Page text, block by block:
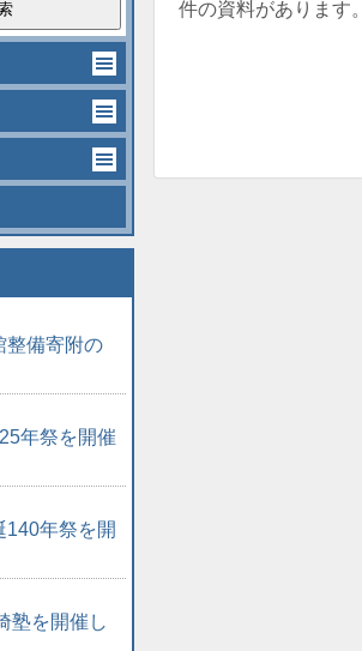
件の資料があります。
整備寄附の
年祭を開催
140年祭を開
塾を開催し